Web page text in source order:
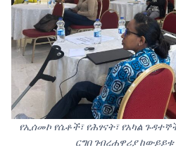
የኢሰመኮ የሴቶች፣ የሕፃናት፣ የአካል
ርግበ ገብረሐዋሪያ